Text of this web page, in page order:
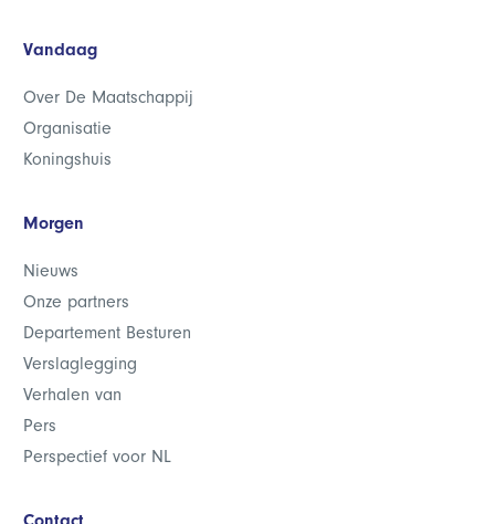
Vandaag
Over De Maatschappij
Organisatie
Koningshuis
Morgen
Nieuws
Onze partners
Departement Besturen
Verslaglegging
Verhalen van
Pers
Perspectief voor NL